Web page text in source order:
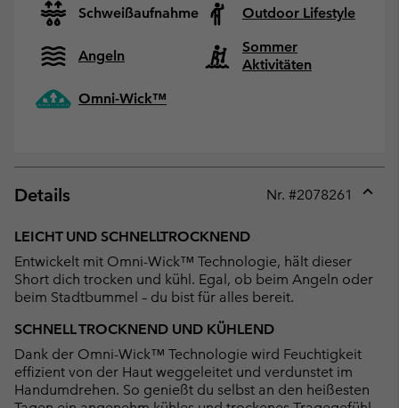
Schweißaufnahme Outdoor Lifestyle
Angeln
Sommer
Aktivitäten
Omni-Wick™
Details Nr. #2078261
LEICHT UND SCHNELLTROCKNEND
Entwickelt mit Omni-Wick™ Technologie, hält dieser
Short dich trocken und kühl. Egal, ob beim Angeln oder
beim Stadtbummel – du bist für alles bereit.
SCHNELL TROCKNEND UND KÜHLEND
Dank der Omni-Wick™ Technologie wird Feuchtigkeit
effizient von der Haut weggeleitet und verdunstet im
Handumdrehen. So genießt du selbst an den heißesten